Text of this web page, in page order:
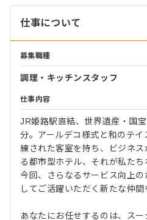
仕事について
募集職種
調理・キッチンスタッフ
仕事内容
JR姫路駅直結、世界遺産・国
分。アールデコ様式と和のテ
練された客室を持ち、ビジネ
る都市型ホテル、それが私たち
今回、さらなるサービス向上
してご活躍いただく新たな仲間
あなたにお任せするのは、ス